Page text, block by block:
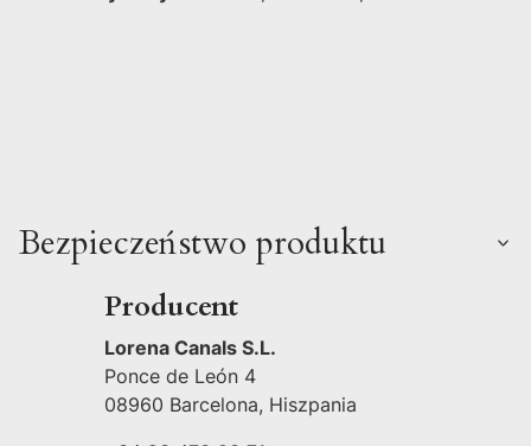
Bezpieczeństwo produktu
Producent
Lorena Canals S.L.
Ponce de León 4
08960 Barcelona, Hiszpania